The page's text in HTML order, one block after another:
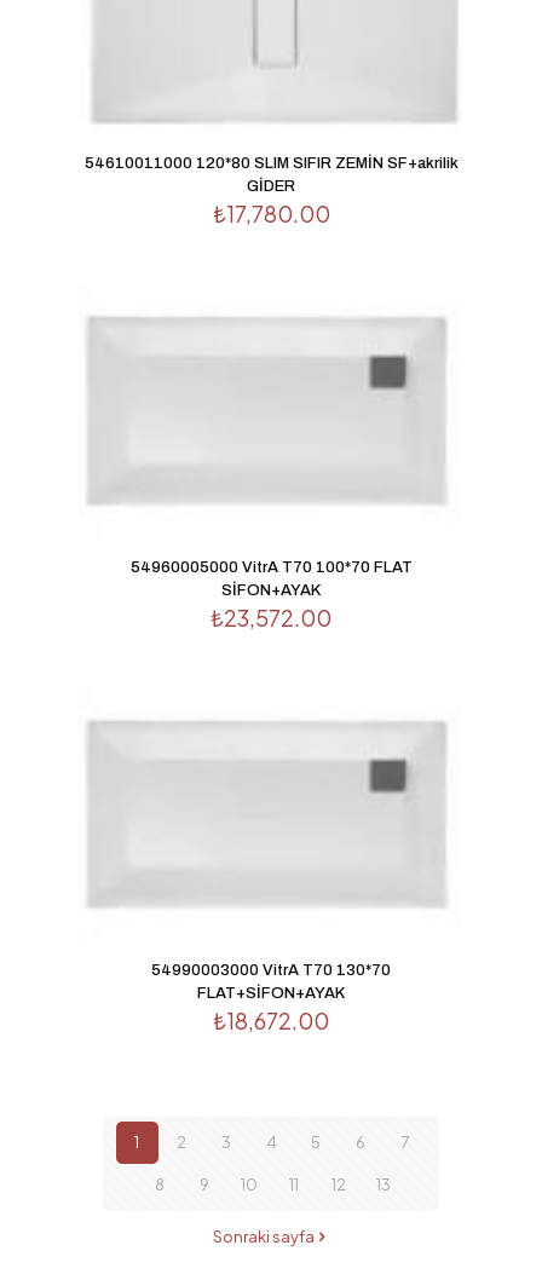
54610011000 120*80 SLIM SIFIR ZEMİN SF+akrilik
GİDER
₺17,780.00
54960005000 VitrA T70 100*70 FLAT
SİFON+AYAK
₺23,572.00
54990003000 VitrA T70 130*70
FLAT+SİFON+AYAK
₺18,672.00
1 2 3 4 5 6 7
8 9 10 11 12 13
Sonraki sayfa